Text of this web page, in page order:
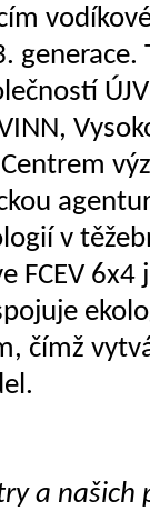
v
FCEV
čímž
a